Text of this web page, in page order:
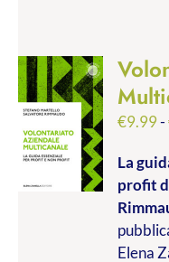
€9.99-
La
profit
Elena